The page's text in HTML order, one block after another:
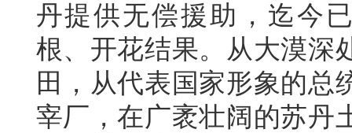
丹提供无偿援助，迄今
根、开花结果。从大漠深
田，从代表国家形象的总
宰厂，在广袤壮阔的苏丹